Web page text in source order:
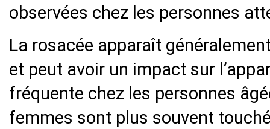
observées chez les personnes
La rosacée apparaît
et peut avoir un impact sur
fréquente chez les personnes
femmes sont plus souvent